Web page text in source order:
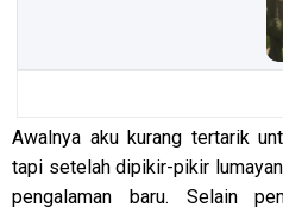
Awalnya aku kurang tertarik
tapi setelah dipikir-pikir
pengalaman baru. Selain